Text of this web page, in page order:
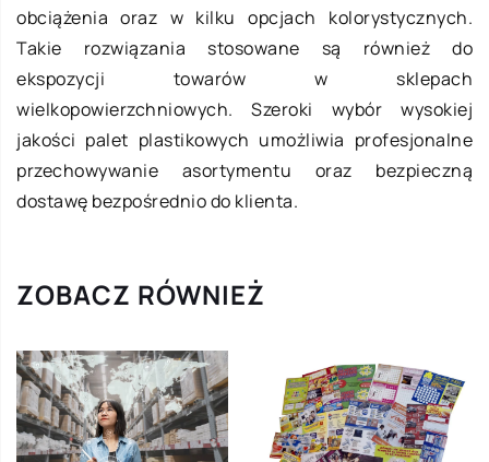
obciążenia oraz w kilku opcjach kolorystycznych.
Takie rozwiązania stosowane są również do
ekspozycji towarów w sklepach
wielkopowierzchniowych. Szeroki wybór wysokiej
jakości palet plastikowych umożliwia profesjonalne
przechowywanie asortymentu oraz bezpieczną
dostawę bezpośrednio do klienta.
ZOBACZ RÓWNIEŻ